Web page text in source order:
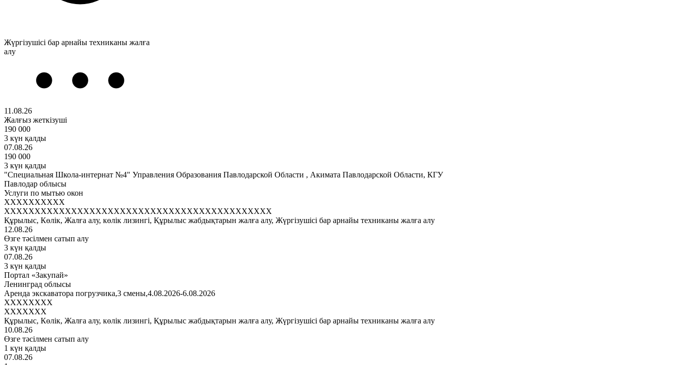
Жүргізушісі бар арнайы техниканы жалға
алу
11.08.26
Жалғыз жеткізуші
190 000
3 күн қалды
07.08.26
190 000
3 күн қалды
"Специальная Школа-интернат №4" Управления Образования Павлодарской Области , Акимата Павлодарской Области, КГУ
Павлодар облысы
Услуги по мытью окон
XXXXXXXXXX
XXXXXXXXXXXXXXXXXXXXXXXXXXXXXXXXXXXXXXXXXXXX
Құрылыс, Көлік, Жалға алу, көлік лизингі, Құрылыс жабдықтарын жалға алу, Жүргізушісі бар арнайы техниканы жалға алу
12.08.26
Өзге тәсілмен сатып алу
3 күн қалды
07.08.26
3 күн қалды
Портал «Закупай»
Ленинград облысы
Аренда экскаватора погрузчика,3 смены,4.08.2026-6.08.2026
XXXXXXXX
XXXXXXX
Құрылыс, Көлік, Жалға алу, көлік лизингі, Құрылыс жабдықтарын жалға алу, Жүргізушісі бар арнайы техниканы жалға алу
10.08.26
Өзге тәсілмен сатып алу
1 күн қалды
07.08.26